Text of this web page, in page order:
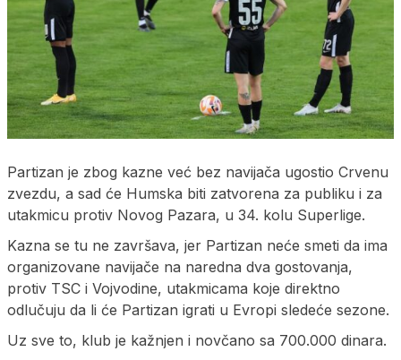
Partizan je zbog kazne već bez navijača ugostio Crvenu
zvezdu, a sad će Humska biti zatvorena za publiku i za
utakmicu protiv Novog Pazara, u 34. kolu Superlige.
Kazna se tu ne završava, jer Partizan neće smeti da ima
organizovane navijače na naredna dva gostovanja,
protiv TSC i Vojvodine, utakmicama koje direktno
odlučuju da li će Partizan igrati u Evropi sledeće sezone.
Uz sve to, klub je kažnjen i novčano sa 700.000 dinara.